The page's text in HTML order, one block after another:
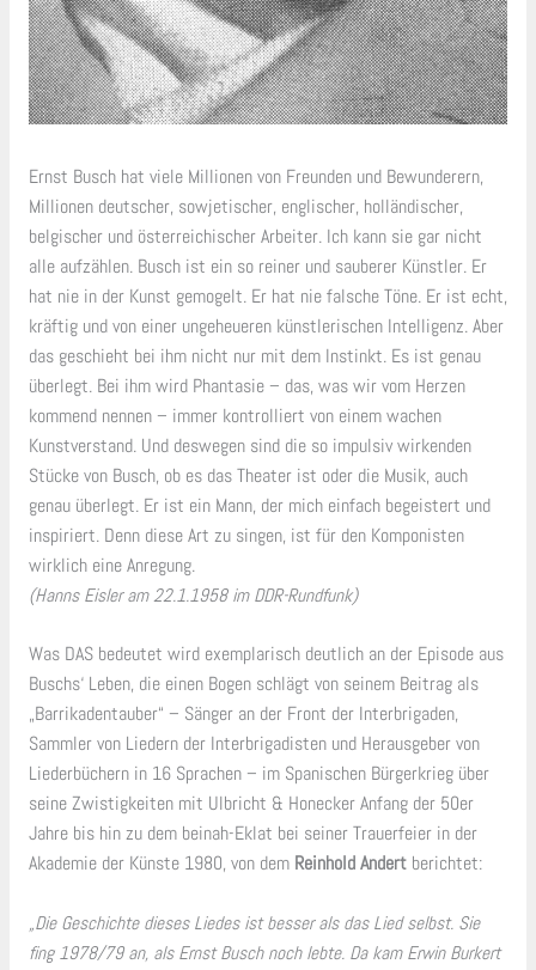
Ernst Busch hat viele Millionen von Freunden und Bewunderern,
Millionen deutscher, sowjetischer, englischer, holländischer,
belgischer und österreichischer Arbeiter. Ich kann sie gar nicht
alle aufzählen. Busch ist ein so reiner und sauberer Künstler. Er
hat nie in der Kunst gemogelt. Er hat nie falsche Töne. Er ist echt,
kräftig und von einer ungeheueren künstlerischen Intelligenz. Aber
das geschieht bei ihm nicht nur mit dem Instinkt. Es ist genau
überlegt. Bei ihm wird Phantasie – das, was wir vom Herzen
kommend nennen – immer kontrolliert von einem wachen
Kunstverstand. Und deswegen sind die so impulsiv wirkenden
Stücke von Busch, ob es das Theater ist oder die Musik, auch
genau überlegt. Er ist ein Mann, der mich einfach begeistert und
inspiriert. Denn diese Art zu singen, ist für den Komponisten
wirklich eine Anregung.
(Hanns Eisler am 22.1.1958 im DDR-Rundfunk)
Was DAS bedeutet wird exemplarisch deutlich an der Episode aus
Buschs‘ Leben, die einen Bogen schlägt von seinem Beitrag als
„Barrikadentauber“ – Sänger an der Front der Interbrigaden,
Sammler von Liedern der Interbrigadisten und Herausgeber von
Liederbüchern in 16 Sprachen – im Spanischen Bürgerkrieg über
seine Zwistigkeiten mit Ulbricht & Honecker Anfang der 50er
Jahre bis hin zu dem beinah-Eklat bei seiner Trauerfeier in der
Akademie der Künste 1980, von dem Reinhold Andertberichtet:
„Die Geschichte dieses Liedes ist besser als das Lied selbst. Sie
fing 1978/79 an, als Ernst Busch noch lebte. Da kam Erwin Burkert